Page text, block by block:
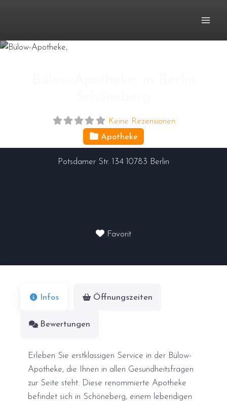
Keine Rezensionen
Apotheke
Potsdamer Str. 134 10783 Berlin
Favorit
Infos Öffnungszeiten
Bewertungen
Erleben Sie erstklassigen Service in der Bülow-
Apotheke, die Ihnen in allen Gesundheitsfragen
zur Seite steht. Diese renommierte Apotheke
befindet sich in Schöneberg, einem lebendigen